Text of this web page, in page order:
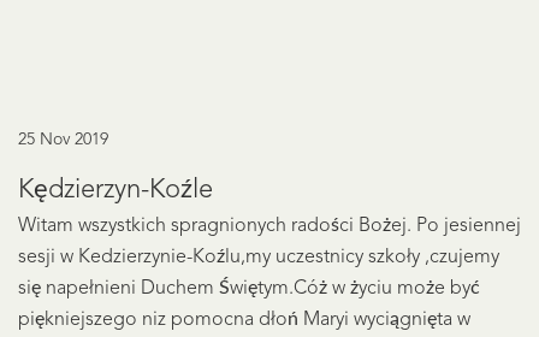
25 Nov 2019
Kędzierzyn-Koźle
Witam wszystkich spragnionych radości Bożej. Po jesiennej
sesji w Kedzierzynie-Koźlu,my uczestnicy szkoły ,czujemy
się napełnieni Duchem Świętym.Cóż w życiu może być
piękniejszego niz pomocna dłoń Maryi wyciągnięta w